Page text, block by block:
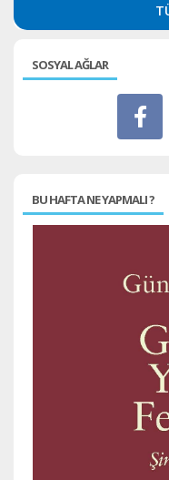
SOSYAL AĞLAR
BU HAFTA NE YAPMALI ?